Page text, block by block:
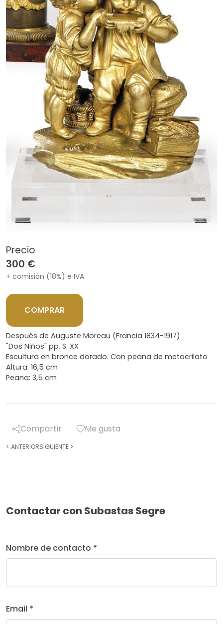
Precio
300 €
+ comisión (18%) e IVA
COMPRAR
Después de Auguste Moreau (Francia 1834-1917)
"Dos Niños" pp. S. XX
Escultura en bronce dorado. Con peana de metacrilato
Altura: 16,5 cm
Peana: 3,5 cm
Compartir Me gusta
< ANTERIORSIGUIENTE >
Contactar con Subastas Segre
Nombre de contacto *
Email *